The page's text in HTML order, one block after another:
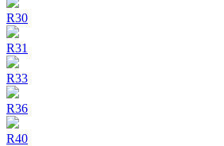
R30
R31
R33
R36
R40